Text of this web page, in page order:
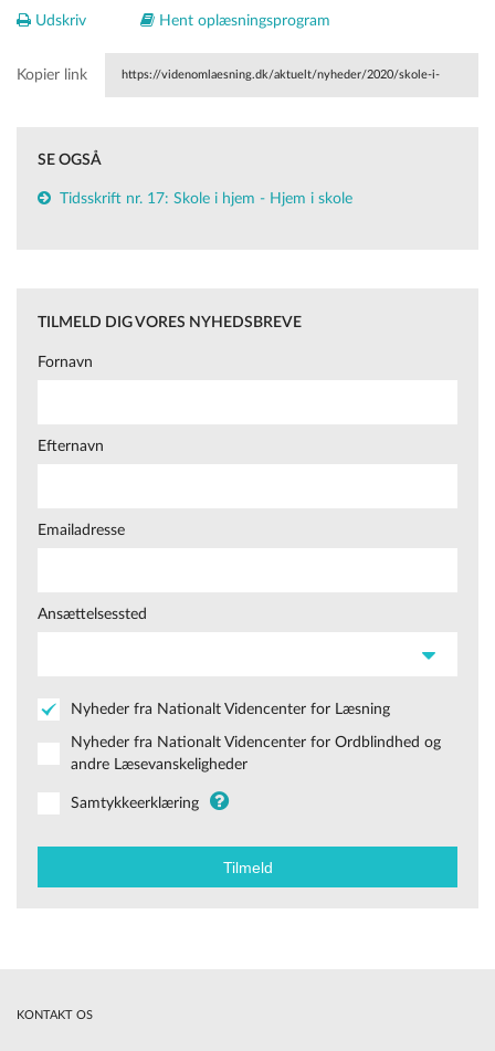
Udskriv
Hent oplæsningsprogram
Kopier link https://videnomlaesning.dk/aktuelt/nyheder/2020/skole-i-
SE OGSÅ
Tidsskrift nr. 17: Skole i hjem - Hjem i skole
TILMELD DIG VORES NYHEDSBREVE
Fornavn
Efternavn
Emailadresse
Ansættelsessted
Nyheder fra Nationalt Videncenter for Læsning
Nyheder fra Nationalt Videncenter for Ordblindhed og
andre Læsevanskeligheder
Samtykkeerklæring
KONTAKT OS